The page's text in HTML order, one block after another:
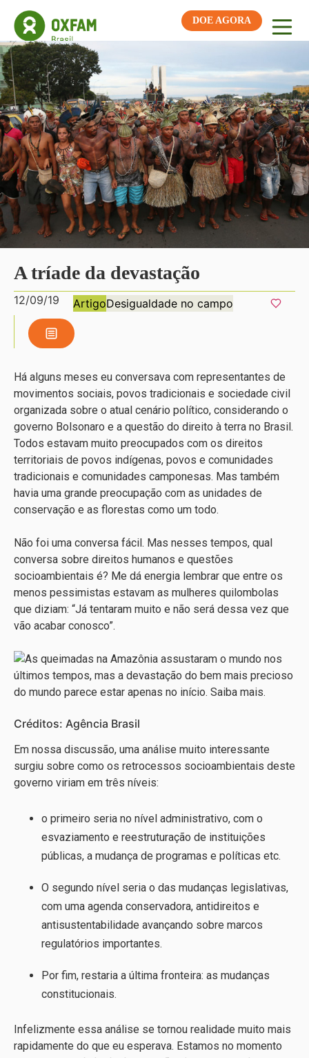
DOE AGORA
A tríade da devastação
12/09/19 ArtigoDesigualdade no campo
Há alguns meses eu conversava com representantes de
movimentos sociais, povos tradicionais e sociedade civil
organizada sobre o atual cenário político, considerando o
governo Bolsonaro e a questão do direito à terra no Brasil.
Todos estavam muito preocupados com os direitos
territoriais de povos indígenas, povos e comunidades
tradicionais e comunidades camponesas. Mas também
havia uma grande preocupação com as unidades de
conservação e as florestas como um todo.
Não foi uma conversa fácil. Mas nesses tempos, qual
conversa sobre direitos humanos e questões
socioambientais é? Me dá energia lembrar que entre os
menos pessimistas estavam as mulheres quilombolas
que diziam: “Já tentaram muito e não será dessa vez que
vão acabar conosco”.
Créditos: Agência Brasil
Em nossa discussão, uma análise muito interessante
surgiu sobre como os retrocessos socioambientais deste
governo viriam em três níveis:
o primeiro seria no nível administrativo, com o
esvaziamento e reestruturação de instituições
públicas, a mudança de programas e políticas etc.
O segundo nível seria o das mudanças legislativas,
com uma agenda conservadora, antidireitos e
antisustentabilidade avançando sobre marcos
regulatórios importantes.
Por fim, restaria a última fronteira: as mudanças
constitucionais.
Infelizmente essa análise se tornou realidade muito mais
rapidamente do que eu esperava. Estamos no momento